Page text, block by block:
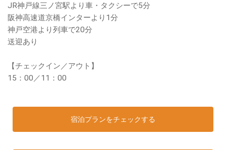
JR神戸線三ノ宮駅より車・タクシーで5分
阪神高速道京橋インターより1分
神戸空港より列車で20分
送迎あり
【チェックイン／アウト】
15：00／11：00
宿泊プランをチェックする